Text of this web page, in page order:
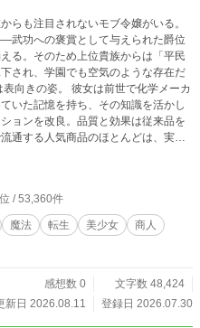
らも注目されないモブ令嬢がいる。
武功への褒賞として与えられた爵位
る。そのため上位貴族からは「平民
され、学園でも空気のような存在だ
いた記憶を持ち、その知識を活かし
ョンを改良。品質と効果は従来品を
通する人気商品のほとんどは、実は
会連合によって生み出されていた。
容液、騎士団が常備する回復ポーシ
る万能薬。その供給網は王都全域へ
貴族も商人も彼女なしでは立ち行か
騒動、大商会
済を揺るがす流通危機が重なったこ
のモブ令嬢の痛快経営ファンタジーで
位 / 53,360件
魔法 転生 美少女
商人
感想数 0
文字数 48,424
新日 2026.08.11
登録日 2026.07.30